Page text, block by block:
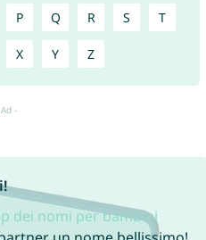
P Q R S T
X Y Z
dei nomi per bambini